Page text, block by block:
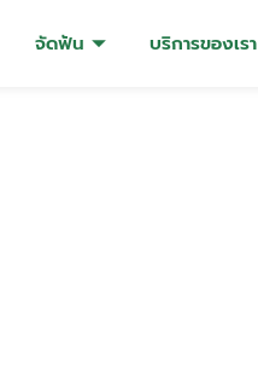
จัดฟัน บริการของเรา